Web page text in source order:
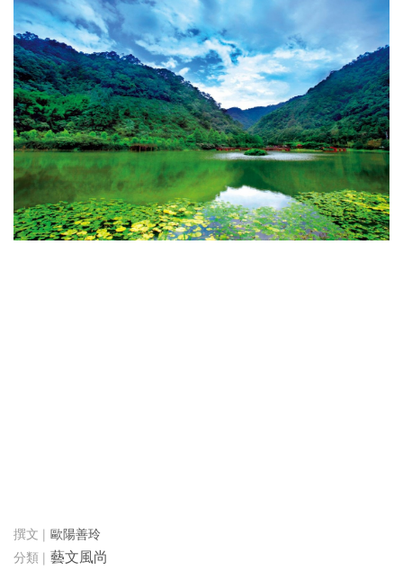
歐陽善玲
藝文風尚